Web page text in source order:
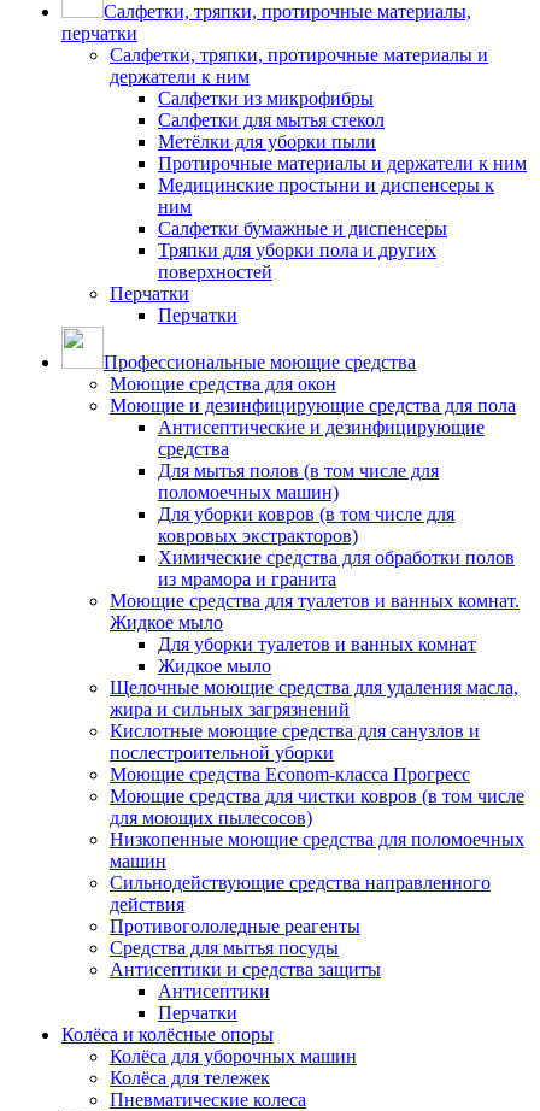
Салфетки, тряпки, протирочные материалы,
перчатки
Салфетки, тряпки, протирочные материалы и
держатели к ним
Салфетки из микрофибры
Салфетки для мытья стекол
Метёлки для уборки пыли
Протирочные материалы и держатели к ним
Медицинские простыни и диспенсеры к
ним
Салфетки бумажные и диспенсеры
Тряпки для уборки пола и других
поверхностей
Перчатки
Перчатки
Профессиональные моющие средства
Моющие средства для окон
Моющие и дезинфицирующие средства для пола
Антисептические и дезинфицирующие
средства
Для мытья полов (в том числе для
поломоечных машин)
Для уборки ковров (в том числе для
ковровых экстракторов)
Химические средства для обработки полов
из мрамора и гранита
Моющие средства для туалетов и ванных комнат.
Жидкое мыло
Для уборки туалетов и ванных комнат
Жидкое мыло
Щелочные моющие средства для удаления масла,
жира и сильных загрязнений
Кислотные моющие средства для санузлов и
послестроительной уборки
Моющие средства Econom-класса Прогресс
Моющие средства для чистки ковров (в том числе
для моющих пылесосов)
Низкопенные моющие средства для поломоечных
машин
Сильнодействующие средства направленного
действия
Противогололедные реагенты
Средства для мытья посуды
Антисептики и средства защиты
Антисептики
Перчатки
Колёса и колёсные опоры
Колёса для уборочных машин
Колёса для тележек
Пневматические колеса